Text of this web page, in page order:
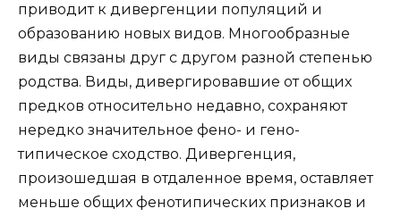
приводит к дивергенции популяций и
образованию новых видов. Многообразные
виды связаны друг с другом разной степенью
родства. Виды, дивергировавшие от общих
предков относительно недавно, сохраняют
нередко значительное фено- и гено-
типическое сходство. Дивергенция,
произошедшая в отдаленное время, оставляет
меньше общих фенотипических признаков и